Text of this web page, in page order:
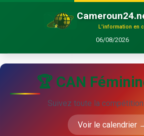
L'information en
06/08/2026
🏆 CAN
Suivez toute la
Voir le calendrier